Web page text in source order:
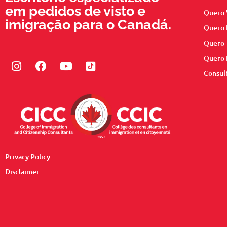
em pedidos de visto e
imigração para o Canadá.
Instagram
Facebook
Youtube
Privacy Policy
Disclaimer
Quero
Quero
Quero
Quero